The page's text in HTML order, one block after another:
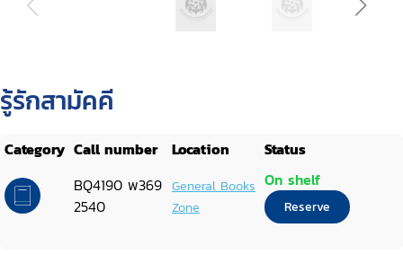
รู้รักสามัคคี
Category Call number Location
Status
BQ4190 พ369
2540
General Books
Zone
On shelf
Reserve